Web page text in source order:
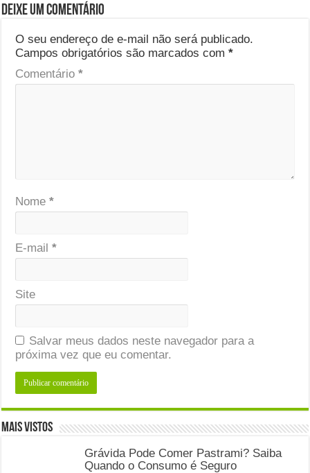
Deixe um comentário
O seu endereço de e-mail não será publicado.
Campos obrigatórios são marcados com*
Comentário*
Nome*
E-mail*
Site
Salvar meus dados neste navegador para a
próxima vez que eu comentar.
Mais Vistos
Grávida Pode Comer Pastrami? Saiba
Quando o Consumo é Seguro